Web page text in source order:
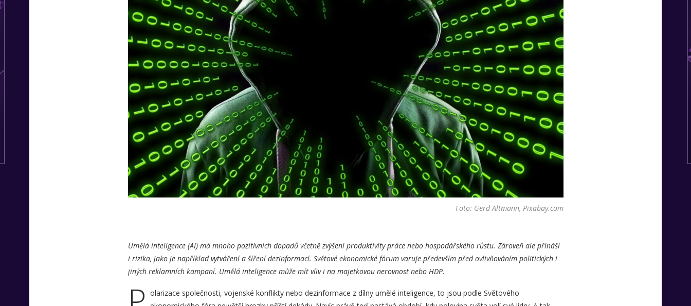
Foto: Gerd Altmann, Pixabay.com
Umělá inteligence (AI) má mnoho pozitivních dopadů včetně zvýšení produktivity práce nebo hospodářského růstu. Zároveň ale přináší
i rizika, jako je například vytváření a šíření dezinformací. Světové ekonomické fórum varuje především před ovlivňováním politických i
jiných reklamních kampaní. Umělá inteligence může mít vliv i na majetkovou nerovnost nebo HDP.
olarizace společnosti, vojenské konflikty nebo dezinformace z dílny umělé inteligence, to jsou podle Světového